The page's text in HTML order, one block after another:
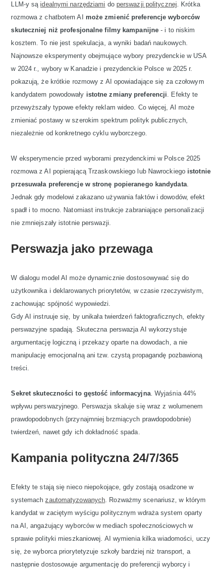
LLM-y są idealnymi narzędziami do perswazji politycznej. Krótka
rozmowa z chatbotem AI może zmienić preferencje wyborców
skuteczniej niż profesjonalne filmy kampanijne - i to niskim
kosztem. To nie jest spekulacja, a wyniki badań naukowych.
Najnowsze eksperymenty obejmujące wybory prezydenckie w USA
w 2024 r., wybory w Kanadzie i prezydenckie Polsce w 2025 r.
pokazują, że krótkie rozmowy z AI opowiadające się za czołowym
kandydatem powodowały istotne zmiany preferencji. Efekty te
przewyższały typowe efekty reklam wideo. Co więcej, AI może
zmieniać postawy w szerokim spektrum polityk publicznych,
niezależnie od konkretnego cyklu wyborczego.
W eksperymencie przed wyborami prezydenckimi w Polsce 2025
rozmowa z AI popierającą Trzaskowskiego lub Nawrockiego istotnie
przesuwała preferencje w stronę popieranego kandydata.
Jednak gdy modelowi zakazano używania faktów i dowodów, efekt
spadł i to mocno. Natomiast instrukcje zabraniające personalizacji
nie zmniejszały istotnie perswazji.
Perswazja jako przewaga
W dialogu model AI może dynamicznie dostosowywać się do
użytkownika i deklarowanych priorytetów, w czasie rzeczywistym,
zachowując spójność wypowiedzi.
Gdy AI instruuje się, by unikała twierdzeń faktograficznych, efekty
perswazyjne spadają. Skuteczna perswazja AI wykorzystuje
argumentację logiczną i przekazy oparte na dowodach, a nie
manipulację emocjonalną ani tzw. czystą propagandę pozbawioną
treści.
Sekret skuteczności to gęstość informacyjna. Wyjaśnia 44%
wpływu perswazyjnego. Perswazja skaluje się wraz z wolumenem
prawdopodobnych (przynajmniej brzmiących prawdopodobnie)
twierdzeń, nawet gdy ich dokładność spada.
Kampania polityczna 24/7/365
Efekty te stają się nieco niepokojące, gdy zostają osadzone w
systemachzautomatyzowanych. Rozważmy scenariusz, w którym
kandydat w zaciętym wyścigu politycznym wdraża system oparty
na AI, angażujący wyborców w mediach społecznościowych w
sprawie polityki mieszkaniowej. AI wymienia kilka wiadomości, uczy
się, że wyborca priorytetyzuje szkoły bardziej niż transport, a
następnie dostosowuje argumentację do preferencji wyborcy i